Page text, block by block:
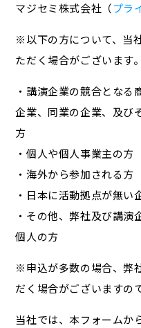
マジセミ株式会社（プラ
※以下の方について、当
ただく場合がございます
・講演企業の競合となる
企業、同業の企業、及び
方
・個人や個人事業主の方
・海外から参加される方
・日本に活動拠点が無い
・その他、弊社及び講演
個人の方
※申込が多数の場合、弊
だく場合がございますの
当社では、本フォームか